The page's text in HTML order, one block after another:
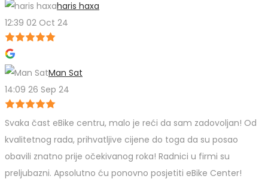
haris haxa
12:39 02 Oct 24
Man Sat
14:09 26 Sep 24
Svaka čast eBike centru, malo je reći da sam zadovoljan! Od
kvalitetnog rada, prihvatljive cijene do toga da su posao
obavili znatno prije očekivanog roka! Radnici u firmi su
preljubazni. Apsolutno ću ponovno posjetiti eBike Center!